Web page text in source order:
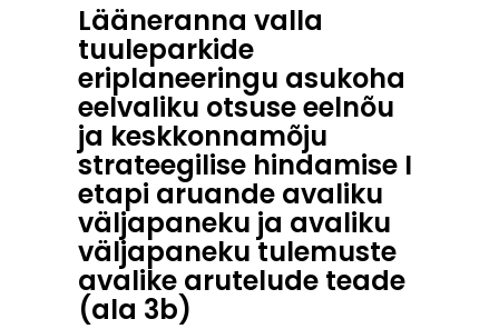
Lääneranna valla
tuuleparkide
eriplaneeringu asukoha
eelvaliku otsuse eelnõu
ja keskkonnamõju
strateegilise hindamise I
etapi aruande avaliku
väljapaneku ja avaliku
väljapaneku tulemuste
avalike arutelude teade
(ala 3b)